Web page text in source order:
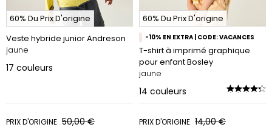
60% Du Prix D'origine
Veste hybride junior Andreson
jaune
17 couleurs
PRIX D'ORIGINE 50,00 €
60% Du Prix D'origine
-10% EN EXTRA | CODE: VACANCES
T-shirt à imprimé graphique
pour enfant Bosley
jaune
14 couleurs
PRIX D'ORIGINE 14,00 €